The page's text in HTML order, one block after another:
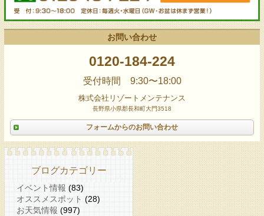
お問い合わせ
0120-184-224
受付時間 9:30〜18:00
株式会社リゾートメンテナンス
長野県小県郡長和町大門3518
フォームからのお問い合わせ
ブログカテゴリー
イベント情報 (83)
オススメスポット (28)
お天気情報 (997)